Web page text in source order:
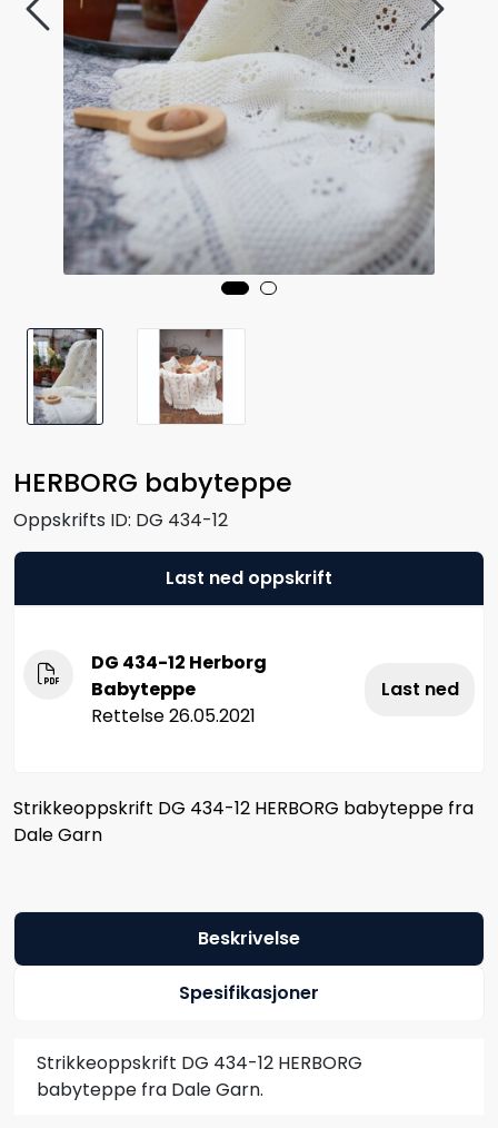
HERBORG babyteppe
Oppskrifts ID: DG 434-12
Last ned oppskrift
DG 434-12 Herborg
Babyteppe
Rettelse 26.05.2021
Last ned
Strikkeoppskrift DG 434-12 HERBORG babyteppe fra
Dale Garn
Beskrivelse
Spesifikasjoner
Strikkeoppskrift DG 434-12 HERBORG
babyteppe fra Dale Garn.